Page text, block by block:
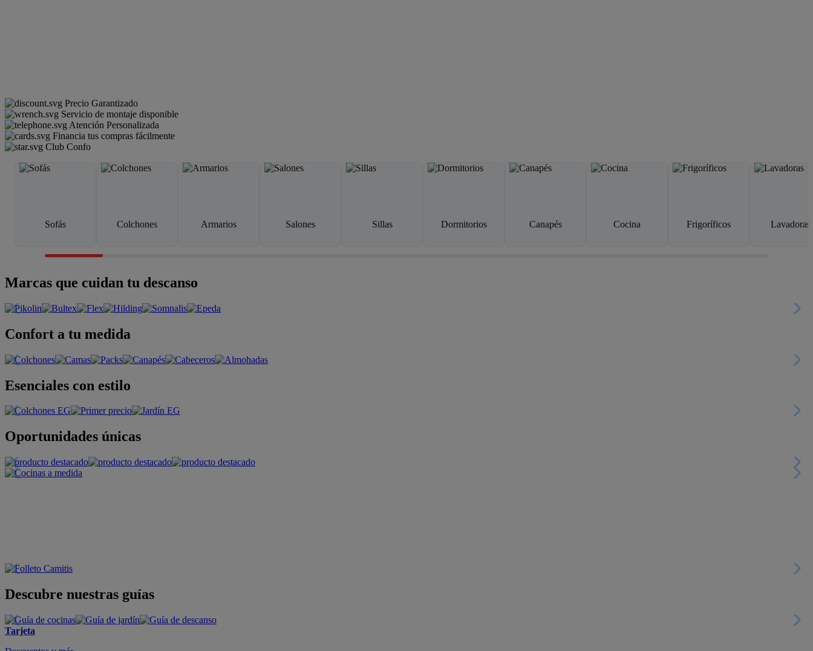
Precio Garantizado
Servicio de montaje disponible
Atención Personalizada
Financia tus compras fácilmente
Club Confo
Sofás Colchones Armarios Salones Sillas Dormitorios Canapés Cocina Frigoríficos Lavadoras
Marcas que cuidan tu descanso
Confort a tu medida
Esenciales con estilo
Oportunidades únicas
Descubre nuestras guías
Tarjeta